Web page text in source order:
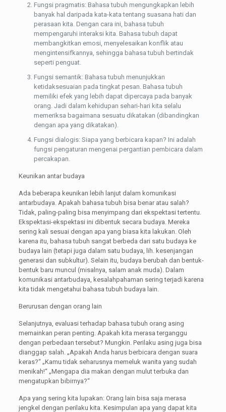
Fungsi pragmatis: Bahasa tubuh mengungkapkan lebih
banyak hal daripada kata-kata tentang suasana hati dan
perasaan kita. Dengan cara ini, bahasa tubuh
mempengaruhi interaksi kita. Bahasa tubuh dapat
membangkitkan emosi, menyelesaikan konflik atau
mengintensifkannya, sehingga bahasa tubuh bertindak
seperti penguat.
Fungsi semantik: Bahasa tubuh menunjukkan
ketidaksesuaian pada tingkat pesan. Bahasa tubuh
memiliki efek yang lebih dapat dipercaya pada banyak
orang. Jadi dalam kehidupan sehari-hari kita selalu
memeriksa bagaimana sesuatu dikatakan (dibandingkan
dengan apa yang dikatakan).
Fungsi dialogis: Siapa yang berbicara kapan? Ini adalah
fungsi pengaturan mengenai pergantian pembicara dalam
percakapan.
Keunikan antar budaya
Ada beberapa keunikan lebih lanjut dalam komunikasi
antarbudaya. Apakah bahasa tubuh bisa benar atau salah?
Tidak, paling-paling bisa menyimpang dari ekspektasi tertentu.
Ekspektasi-ekspektasi ini dibentuk secara budaya. Mereka
sering kali sesuai dengan apa yang biasa kita lakukan. Oleh
karena itu, bahasa tubuh sangat berbeda dari satu budaya ke
budaya lain (tetapi juga dalam satu budaya, lih. kesenjangan
generasi dan subkultur). Selain itu, budaya berubah dan bentuk-
bentuk baru muncul (misalnya, salam anak muda). Dalam
komunikasi antarbudaya, kesalahpahaman sering terjadi karena
kita tidak mengetahui bahasa tubuh budaya lain.
Berurusan dengan orang lain
Selanjutnya, evaluasi terhadap bahasa tubuh orang asing
memainkan peran penting. Apakah kita merasa terganggu
dengan perbedaan tersebut? Mungkin. Perilaku asing juga bisa
dianggap salah. „Apakah Anda harus berbicara dengan suara
keras?“ „Kamu tidak seharusnya memeluk wanita yang sudah
menikah!“ „Mengapa dia makan dengan mulut terbuka dan
mengatupkan bibirnya?“
Apa yang sering kita lupakan: Orang lain bisa saja merasa
jengkel dengan perilaku kita. Kesimpulan apa yang dapat kita